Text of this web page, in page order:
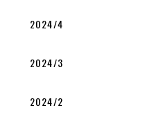
2024/4
2024/3
2024/2